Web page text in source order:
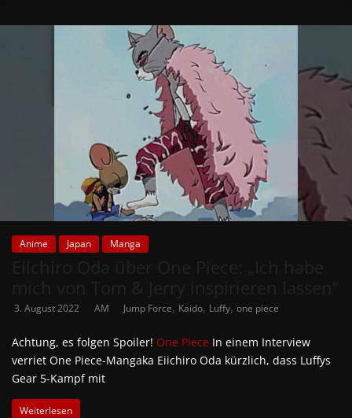
Anime Japan Manga
3. August 2022 AM Jump Force, Kaido, Luffy, one piece
Achtung, es folgen Spoiler! One Piece In einem Interview
verriet One Piece-Mangaka Eiichiro Oda kürzlich, dass Luffys
Gear 5-Kampf mit
Weiterlesen